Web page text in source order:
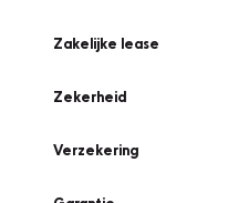
Zakelijke lease
Zekerheid
Verzekering